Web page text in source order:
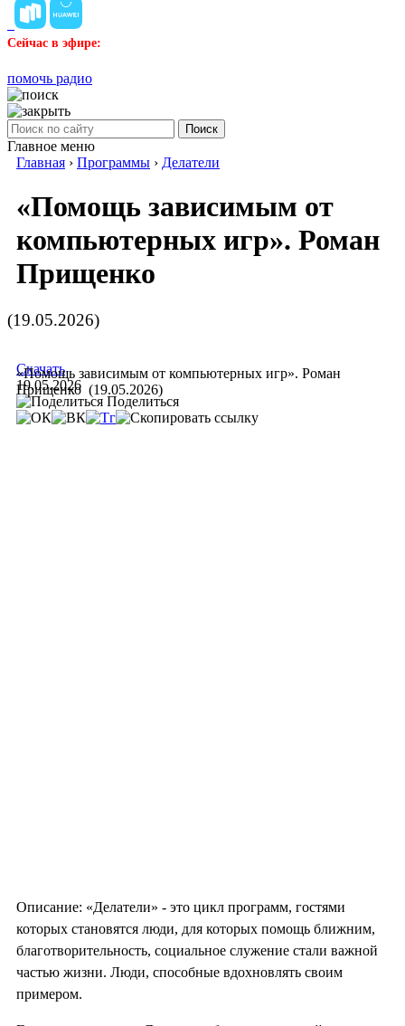
Сейчас в эфире:
помочь радио
Поиск
Главное меню
Главная › Программы › Делатели
«Помощь зависимым от
компьютерных игр». Роман
Прищенко
(19.05.2026)
«Помощь зависимым от компьютерных игр». Роман
Прищенко (19.05.2026)
Скачать
19.05.2026
Поделиться
Описание: «Делатели» - это цикл программ, гостями
которых становятся люди, для которых помощь ближним,
благотворительность, социальное служение стали важной
частью жизни. Люди, способные вдохновлять своим
примером.